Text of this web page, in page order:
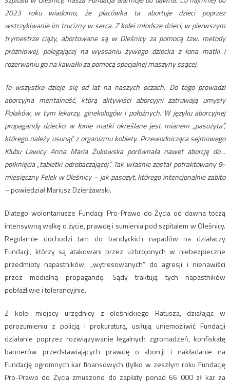
2023 roku wiadomo, że placówka ta abortuje dzieci poprzez
wstrzykiwanie im trucizny w serca. Z kolei młodsze dzieci, w pierwszym
trymestrze ciąży, abortowane są w Oleśnicy za pomocą tzw. metody
próżniowej, polegającej na wyssaniu żywego dziecka z łona matki i
rozerwaniu go na kawałki za pomocą specjalnej maszyny ssącej.
To wszystko dzieje się od lat na naszych oczach. Do tego prowadzi
aborcyjna mentalność, którą aktywiści aborcyjni zatruwają umysły
Polaków, w tym lekarzy, ginekologów i położnych. W języku aborcyjnej
propagandy dziecko w łonie matki określane jest mianem „pasożyta”,
którego należy usunąć z organizmu kobiety. Przewodnicząca sejmowego
Klubu Lewicy Anna Maria Żukowska porównała nawet aborcję do…
połknięcia „tabletki odrobaczającej”. Tak właśnie został potraktowany 9-
miesięczny Felek w Oleśnicy – jak pasożyt, którego intencjonalnie zabito
–powiedział Mariusz Dzierżawski.
Dlatego wolontariusze Fundacji Pro-Prawo do Życia od dawna toczą
intensywną walkę o życie, prawdę i sumienia pod szpitalem w Oleśnicy.
Regularnie dochodzi tam do bandyckich napadów na działaczy
Fundacji, którzy są atakowani przez uzbrojonych w niebezpieczne
przedmioty napastników, „wytresowanych” do agresji i nienawiści
przez medialną propagandę. Sądy traktują tych napastników
pobłażliwie i tolerancyjnie.
Z kolei miejscy urzędnicy z oleśnickiego Ratusza, działając w
porozumieniu z policją i prokuraturą, usiłują uniemożliwić Fundacji
działanie poprzez rozwiązywanie legalnych zgromadzeń, konfiskatę
bannerów przedstawiających prawdę o aborcji i nakładanie na
Fundację ogromnych kar finansowych (tylko w zeszłym roku Fundację
Pro-Prawo do Życia zmuszono do zapłaty ponad 66 000 zł kar za